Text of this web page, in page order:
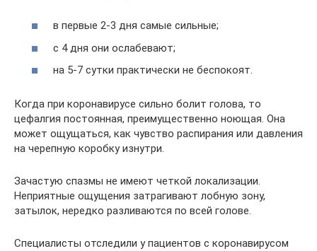
в первые 2-3 дня самые сильные;
с 4 дня они ослабевают;
на 5-7 сутки практически не беспокоят.
Когда при коронавирусе сильно болит голова, то
цефалгия постоянная, преимущественно ноющая. Она
может ощущаться, как чувство распирания или давления
на черепную коробку изнутри.
Зачастую спазмы не имеют четкой локализации.
Неприятные ощущения затрагивают лобную зону,
затылок, нередко разливаются по всей голове.
Специалисты отследили у пациентов с коронавирусом